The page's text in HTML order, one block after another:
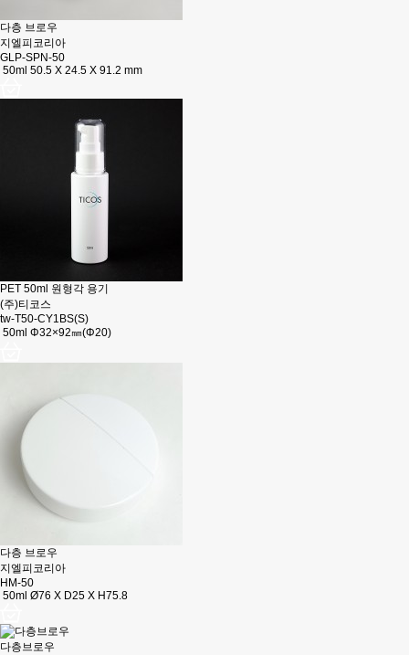
다층 브로우
지엘피코리아
GLP-SPN-50
50ml 50.5 X 24.5 X 91.2 mm
PET 50ml 원형각 용기
(주)티코스
tw-T50-CY1BS(S)
50ml Φ32×92㎜(Φ20)
다층 브로우
지엘피코리아
HM-50
50ml Ø76 X D25 X H75.8
다층브로우